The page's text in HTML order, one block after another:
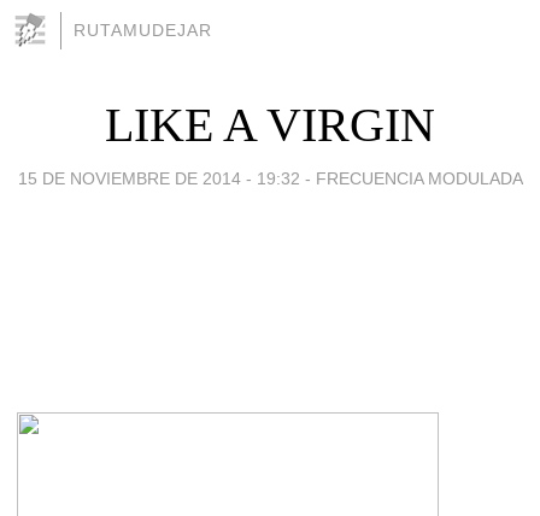
RUTAMUDEJAR
LIKE A VIRGIN
15 DE NOVIEMBRE DE 2014 - 19:32 - FRECUENCIA MODULADA